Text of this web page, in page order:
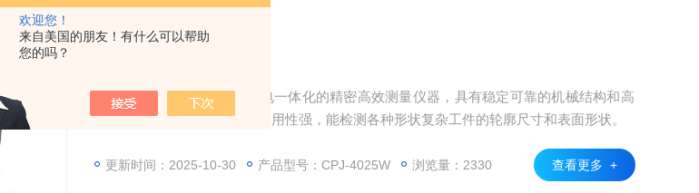
欢迎您！
来自美国的朋友！有什么可以帮助
您的吗？
卧式测量投影仪是光、机、电一体化的精密高效测量仪器，具有稳定可靠的机械结构和高
精度的放大倍率，产品结构通用性强，能检测各种形状复杂工件的轮廓尺寸和表面形状。
更新时间：2025-10-30 产品型号：CPJ-4025W 浏览量：2330 查看更多 +